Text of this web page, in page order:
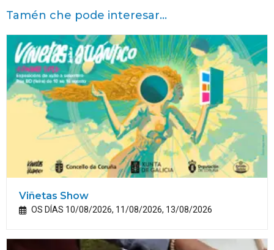
Tamén che pode interesar...
Viñetas Show
OS DÍAS 10/08/2026, 11/08/2026, 13/08/2026